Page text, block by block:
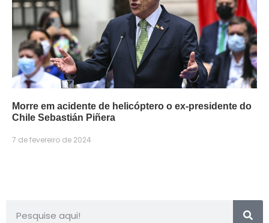
Morre em acidente de helicóptero o ex-presidente do
Chile Sebastián Piñera
7 de fevereiro de 2024